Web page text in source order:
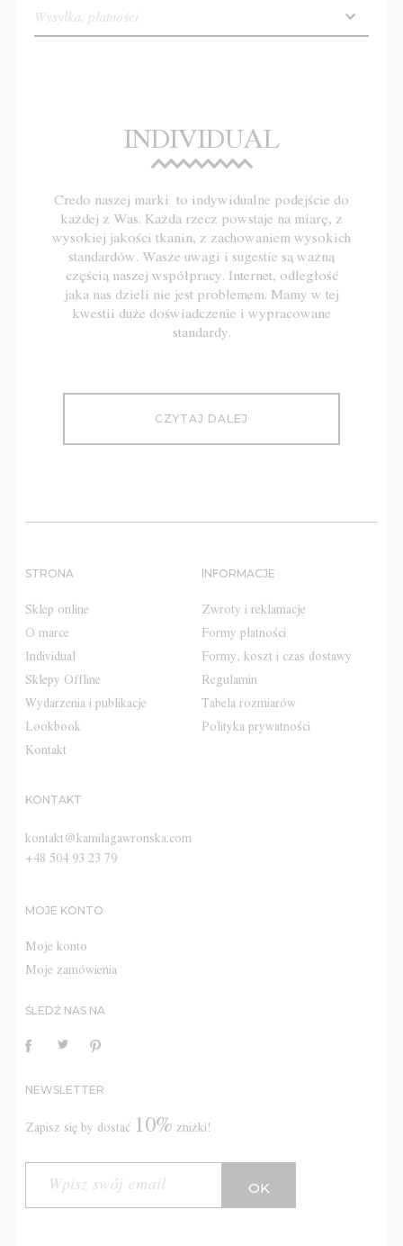
Wysyłka, płatności
INDIVIDUAL
Credo naszej marki to indywidualne podejście do
każdej z Was. Każda rzecz powstaje na miarę, z
wysokiej jakości tkanin, z zachowaniem wysokich
standardów. Wasze uwagi i sugestie są ważną
częścią naszej współpracy. Internet, odległość
jaka nas dzieli nie jest problemem. Mamy w tej
kwestii duże doświadczenie i wypracowane
standardy.
CZYTAJ DALEJ
STRONA
Sklep online
O marce
Individual
Sklepy Offline
Wydarzenia i publikacje
Lookbook
Kontakt
INFORMACJE
Zwroty i reklamacje
Formy płatności
Formy, koszt i czas dostawy
Regulamin
Tabela rozmiarów
Polityka prywatności
KONTAKT
kontakt@kamilagawronska.com
+48 504 93 23 79
MOJE KONTO
Moje konto
Moje zamówienia
ŚLEDŹ NAS NA
NEWSLETTER
Zapisz się by dostać 10% zniżki!